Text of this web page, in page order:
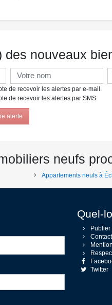
des nouveaux
de recevoir les alertes par e-mail.
de recevoir les alertes par SMS.
alerte
neufs
Appartements neufs à
Quel-
Contact
Twitter